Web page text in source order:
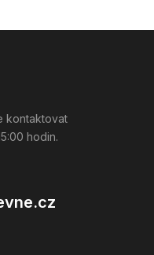
kontaktovat
hodin.